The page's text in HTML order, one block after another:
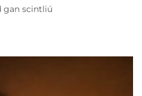
gan scintliú